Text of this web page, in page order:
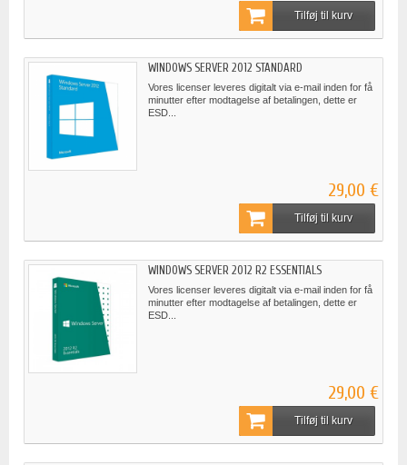
Tilføj til kurv
WINDOWS SERVER 2012 STANDARD
Vores licenser leveres digitalt via e-mail inden for få
minutter efter modtagelse af betalingen, dette er
ESD...
29,00 €
Tilføj til kurv
WINDOWS SERVER 2012 R2 ESSENTIALS
Vores licenser leveres digitalt via e-mail inden for få
minutter efter modtagelse af betalingen, dette er
ESD...
29,00 €
Tilføj til kurv